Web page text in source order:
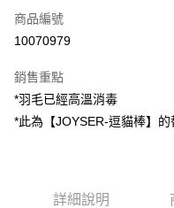
２．便利：只要手機號碼，簡訊
３．安心：先確認商品／服務後
【「AFTEE先享後付」結帳流程
結帳頁面，進行簡訊認證並確認
２．訂單成立數日內，您將收到
後付繳納相關費用。
運送方式
全家取貨付款
每筆NT$80，滿NT$2,000(含
付款後全家取貨
每筆NT$80，滿NT$2,000(含
商品編號
10070979
銷售重點
*羽毛已經高溫消毒
*此為【JOYSER-逗貓棒】的
詳細說明